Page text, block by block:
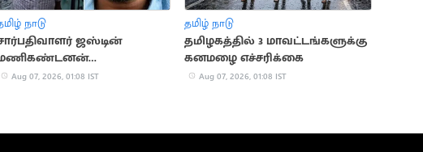
நாடு
ஜஸ்டின்
மருத்துவமனையில் அனுமதி
Aug 07, 2026, 01:08 IST
தமிழ் நாடு
தமிழகத்தில் 3 மாவட்டங்களுக்கு
கனமழை எச்சரிக்கை
Aug 07, 2026, 01:08 IST